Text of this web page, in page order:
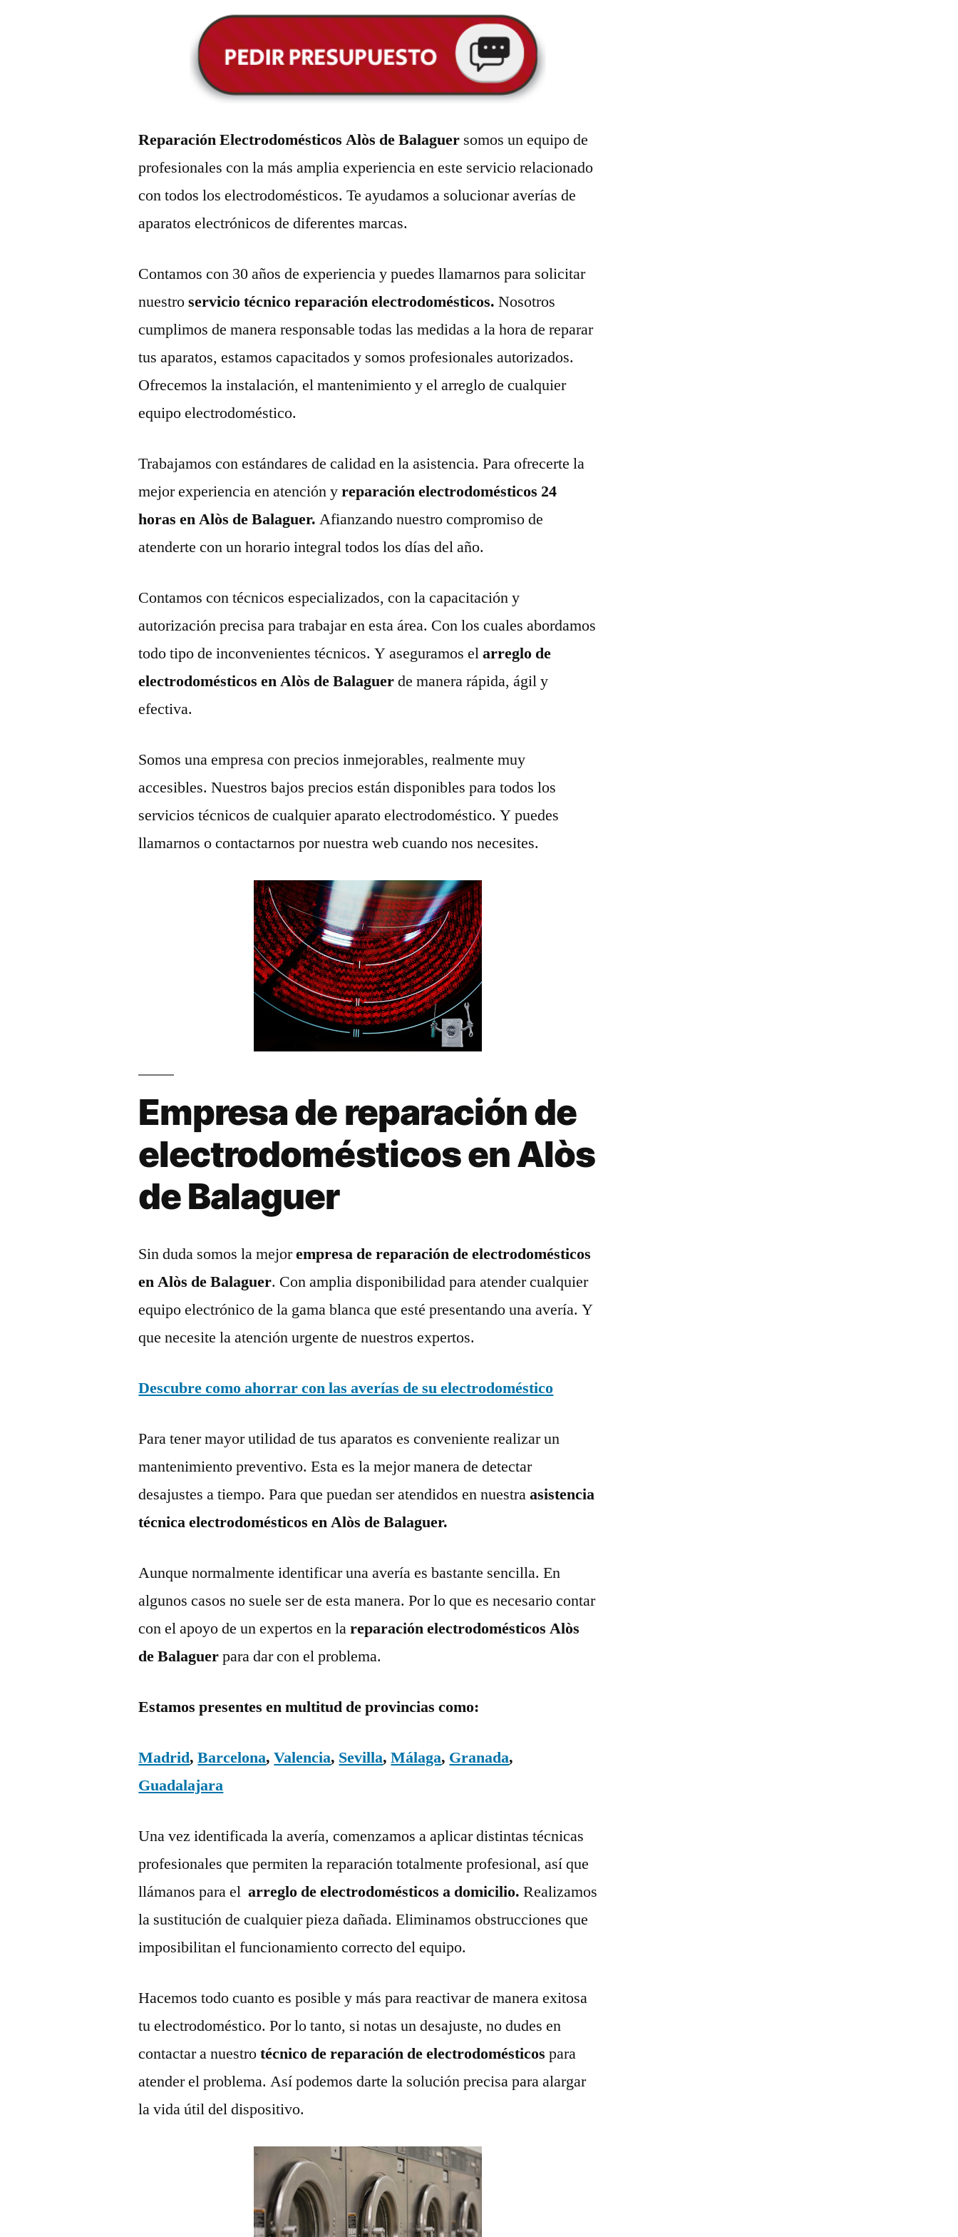
Reparación Electrodomésticos Alòs de Balaguer somos un equipo de
profesionales con la más amplia experiencia en este servicio relacionado
con todos los electrodomésticos. Te ayudamos a solucionar averías de
aparatos electrónicos de diferentes marcas.
Contamos con 30 años de experiencia y puedes llamarnos para solicitar
nuestroservicio técnico reparación electrodomésticos.Nosotros
cumplimos de manera responsable todas las medidas a la hora de reparar
tus aparatos, estamos capacitados y somos profesionales autorizados.
Ofrecemos la instalación, el mantenimiento y el arreglo de cualquier
equipo electrodoméstico.
Trabajamos con estándares de calidad en la asistencia. Para ofrecerte la
mejor experiencia en atención yreparación electrodomésticos 24
horas en Alòs de Balaguer.Afianzando nuestro compromiso de
atenderte con un horario integral todos los días del año.
Contamos con técnicos especializados, con la capacitación y
autorización precisa para trabajar en esta área. Con los cuales abordamos
todo tipo de inconvenientes técnicos. Y aseguramos elarreglo de
electrodomésticos en Alòs de Balaguerde manera rápida, ágil y
efectiva.
Somos una empresa con precios inmejorables, realmente muy
accesibles. Nuestros bajos precios están disponibles para todos los
servicios técnicos de cualquier aparato electrodoméstico. Y puedes
llamarnos o contactarnos por nuestra web cuando nos necesites.
Empresa de reparación de
electrodomésticos en Alòs
de Balaguer
Sin duda somos la mejorempresa de reparación de electrodomésticos
en Alòs de Balaguer. Con amplia disponibilidad para atender cualquier
equipo electrónico de la gama blanca que esté presentando una avería. Y
que necesite la atención urgente de nuestros expertos.
Descubre como ahorrar con las averías de su electrodoméstico
Para tener mayor utilidad de tus aparatos es conveniente realizar un
mantenimiento preventivo. Esta es la mejor manera de detectar
desajustes a tiempo. Para que puedan ser atendidos en nuestraasistencia
técnica electrodomésticos en Alòs de Balaguer.
Aunque normalmente identificar una avería es bastante sencilla. En
algunos casos no suele ser de esta manera. Por lo que es necesario contar
con el apoyo de un expertos en lareparación electrodomésticos Alòs
de Balaguerpara dar con el problema.
Estamos presentes en multitud de provincias como:
Madrid,Barcelona,Valencia, Sevilla,Málaga, Granada,
Guadalajara
Una vez identificada la avería, comenzamos a aplicar distintas técnicas
profesionales que permiten la reparación totalmente profesional, así que
llámanos para el arreglo de electrodomésticos a domicilio.Realizamos
la sustitución de cualquier pieza dañada. Eliminamos obstrucciones que
imposibilitan el funcionamiento correcto del equipo.
Hacemos todo cuanto es posible y más para reactivar de manera exitosa
tu electrodoméstico. Por lo tanto, si notas un desajuste, no dudes en
contactar a nuestrotécnico de reparación de electrodomésticospara
atender el problema. Así podemos darte la solución precisa para alargar
la vida útil del dispositivo.